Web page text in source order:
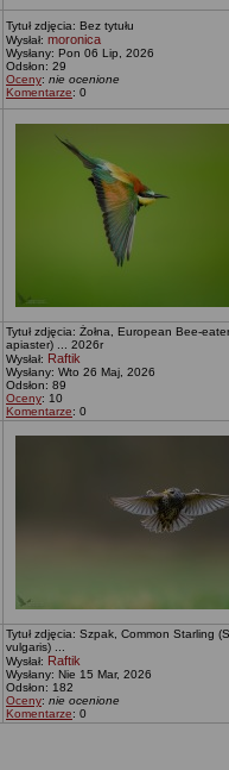
Tytuł zdjęcia: Bez tytułu
Wysłał: moronica
Wysłany: Pon 06 Lip, 2026
Odsłon: 29
Oceny: nie ocenione
Komentarze: 0
Tytuł zdjęcia: Żołna, European Bee-
apiaster) ... 2026r
Wysłał: Raftik
Wysłany: Wto 26 Maj, 2026
Odsłon: 89
Oceny: 10
Komentarze: 0
Tytuł zdjęcia: Szpak, Common Starling
vulgaris) ...
Wysłał: Raftik
Wysłany: Nie 15 Mar, 2026
Odsłon: 182
Oceny: nie ocenione
Komentarze: 0